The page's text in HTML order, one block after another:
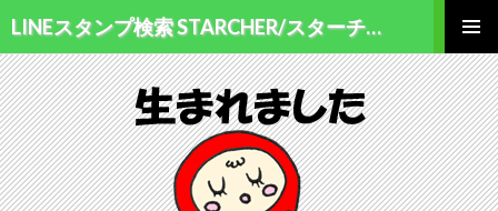
LINEスタンプ検索 STARCHER/スターチャー
メインメ
ニュー